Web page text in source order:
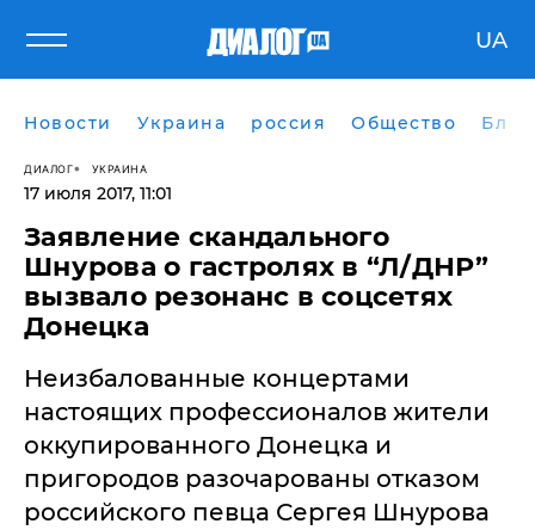
UA
Новости Украина россия Общество
ДИАЛОГ УКРАИНА
17 июля 2017, 11:01
Заявление скандального
Шнурова о гастролях в “Л/ДНР”
вызвало резонанс в соцсетях
Донецка
Неизбалованные концертами
настоящих профессионалов жители
оккупированного Донецка и
пригородов разочарованы отказом
российского певца Сергея Шнурова